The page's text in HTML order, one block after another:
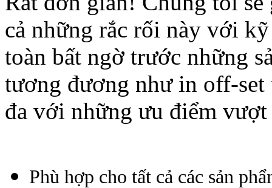
cả những rắc rối này với
toàn bất ngờ trước những
tương đương như in off-set
đa với những ưu điểm
Phù hợp cho tất cả các sản